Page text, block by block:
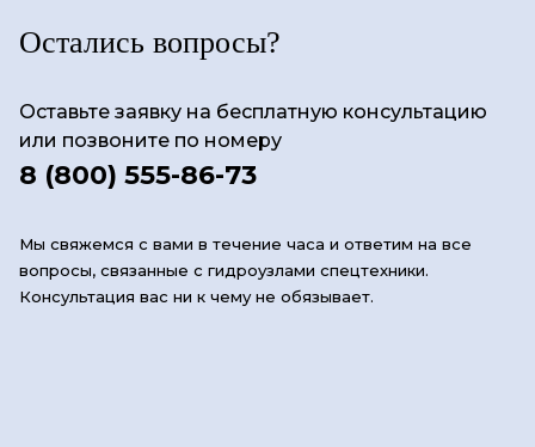
Остались вопросы?
Оставьте заявку на бесплатную консультацию
или позвоните по номеру
8 (800) 555-86-73
Мы свяжемся с вами в течение часа и ответим на все
вопросы, связанные с гидроузлами спецтехники.
Консультация вас ни к чему не обязывает.